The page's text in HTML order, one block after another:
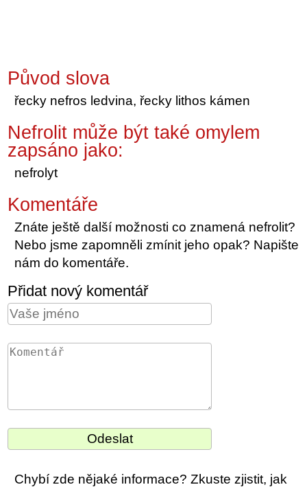
Původ slova
řecky nefros ledvina, řecky lithos kámen
Nefrolit může být také omylem
zapsáno jako:
nefrolyt
Komentáře
Znáte ještě další možnosti co znamená nefrolit?
Nebo jsme zapomněli zmínit jeho opak? Napište
nám do komentáře.
Přidat nový komentář
Chybí zde nějaké informace? Zkuste zjistit, jak